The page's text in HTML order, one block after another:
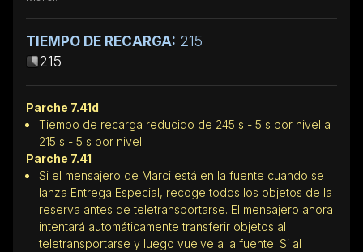
TIEMPO DE RECARGA: 215
215
Parche 7.41d
Tiempo de recarga reducido de 245 s - 5 s por nivel a
215 s - 5 s por nivel.
Parche 7.41
Si el mensajero de Marci está en la fuente cuando se
lanza Entrega Especial, recoge todos los objetos de la
reserva antes de teletransportarse. El mensajero ahora
intentará automáticamente transferir objetos al
teletransportarse y luego vuelve a la fuente. Si al